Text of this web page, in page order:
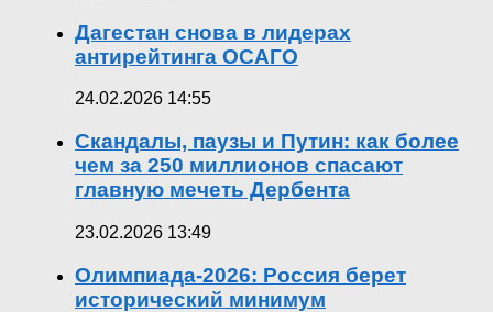
Дагестан снова в лидерах
антирейтинга ОСАГО
24.02.2026 14:55
Скандалы, паузы и Путин: как более
чем за 250 миллионов спасают
главную мечеть Дербента
23.02.2026 13:49
Олимпиада-2026: Россия берет
исторический минимум